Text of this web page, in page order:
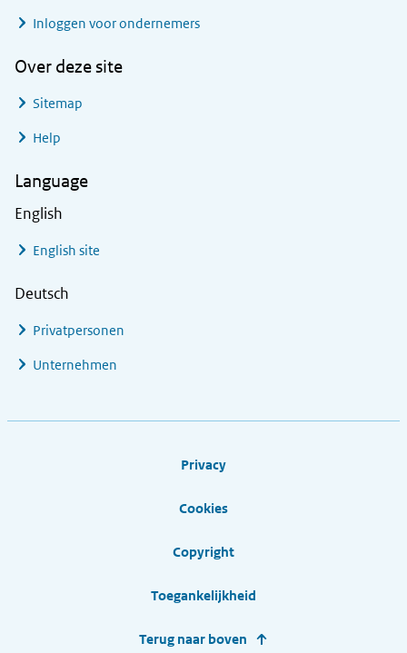
Inloggen voor ondernemers
Over deze site
Sitemap
Help
Language
English
English site
Deutsch
Privatpersonen
Unternehmen
Privacy
Cookies
Copyright
Toegankelijkheid
Terug naar boven